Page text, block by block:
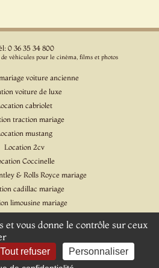
0 36 35 34 800
véhicules pour le cinéma, films et photos
voiture ancienne
voiture de luxe
cabriolet
traction mariage
mustang
Location 2cv
Coccinelle
& Rolls Royce mariage
cadillac mariage
limousine mariage
Citroen DS
Jaguar & Daimler
et vous donne le contrôle sur ceux
Tout refuser Personnaliser